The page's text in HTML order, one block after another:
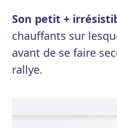
Son petit +
chauffants sur
avant de se faire
rallye.